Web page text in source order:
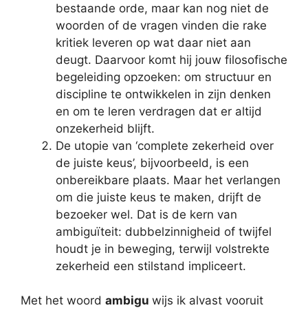
bestaande orde, maar kan nog niet de
woorden of de vragen vinden die rake
kritiek leveren op wat daar niet aan
deugt. Daarvoor komt hij jouw filosofische
begeleiding opzoeken: om structuur en
discipline te ontwikkelen in zijn denken
en om te leren verdragen dat er altijd
onzekerheid blijft.
De utopie van ‘complete zekerheid over
de juiste keus’, bijvoorbeeld, is een
onbereikbare plaats. Maar het verlangen
om die juiste keus te maken, drijft de
bezoeker wel. Dat is de kern van
ambiguïteit: dubbelzinnigheid of twijfel
houdt je in beweging, terwijl volstrekte
zekerheid een stilstand impliceert.
Met het woord ambigu wijs ik alvast vooruit